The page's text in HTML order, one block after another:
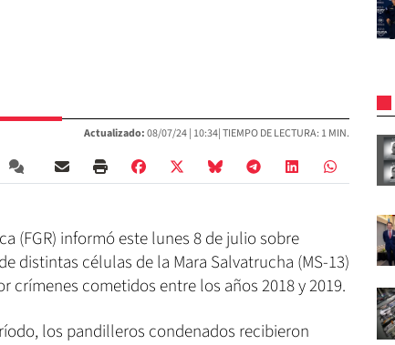
Actualizado:08/07/24 | 10:34| TIEMPO DE LECTURA: 1 MIN.
(FGR) informó este lunes 8 de julio sobre
distintas células de la Mara Salvatrucha (MS-13)
crímenes cometidos entre los años 2018 y 2019.
los pandilleros condenados recibieron